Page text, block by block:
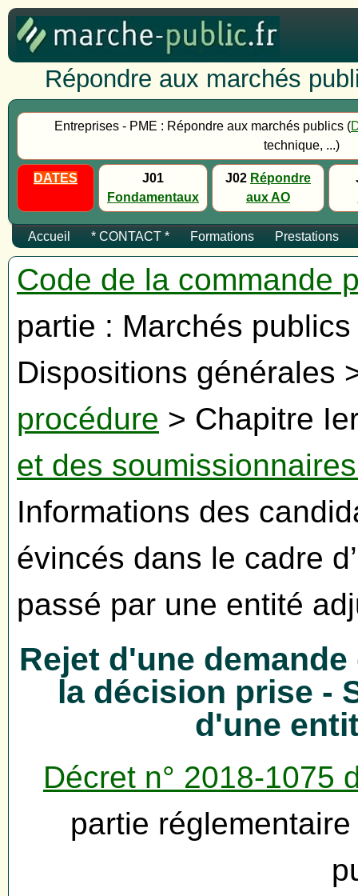
Répondre aux marchés
Entreprises - PME : Répondre aux marchés publics (
technique, ...)
DATES
J01
Fondamentaux
J02 Répondre
aux AO
Accueil * CONTACT * Formations Prestations
Code de la commande
partie : Marchés
Dispositions générales
procédure > Chapitre
et des
Informations des
évincés dans le cadre
passé par une entité
Rejet d'une
la décision prise -
d'une
Décret n° 2018-1075
partie